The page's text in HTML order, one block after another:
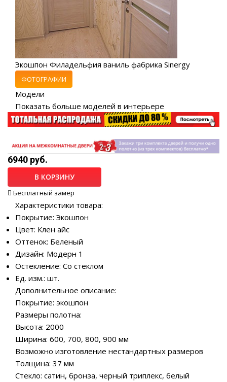
Экошпон Филадельфия ваниль фабрика Sinergy
ФОТОГРАФИИ
Модели
Показать больше моделей в интерьере
6940 руб.
В КОРЗИНУ
Бесплатный замер
Характеристики товара:
Покрытие: Экошпон
Цвет: Клен айс
Оттенок: Беленый
Дизайн: Модерн 1
Остекление: Со стеклом
Ед. изм.: шт.
Дополнительное описание:
Покрытие: экошпон
Размеры полотна:
Высота: 2000
Ширина: 600, 700, 800, 900 мм
Возможно изготовление нестандартных размеров
Толщина: 37 мм
Стекло: сатин, бронза, черный триплекс, белый